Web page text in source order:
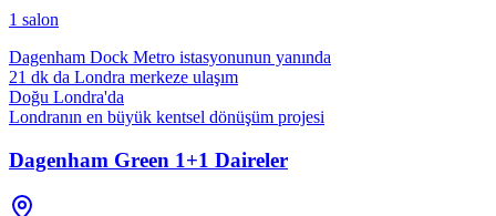
1 salon
Dagenham Dock Metro istasyonunun yanında
21 dk da Londra merkeze ulaşım
Doğu Londra'da
Londranın en büyük kentsel dönüşüm projesi
Dagenham Green 1+1 Daireler